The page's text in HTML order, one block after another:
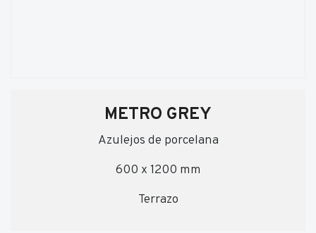
METRO GREY
Azulejos de porcelana
600 x 1200 mm
Terrazo